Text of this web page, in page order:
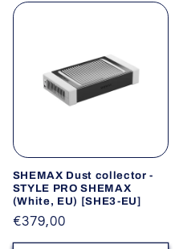
SHEMAX Dust collector -
STYLE PRO SHEMAX
(White, EU) [SHE3-EU]
Prezzo
di
€379,00